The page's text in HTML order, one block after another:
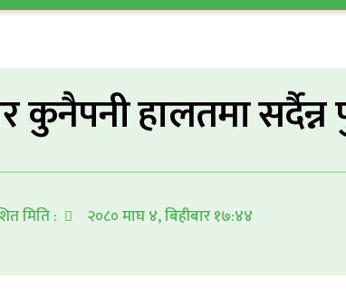
कुनैपनी हालतमा सर्दैन्न
मिति : २०८० माघ ४, बिहीबार १७:४४